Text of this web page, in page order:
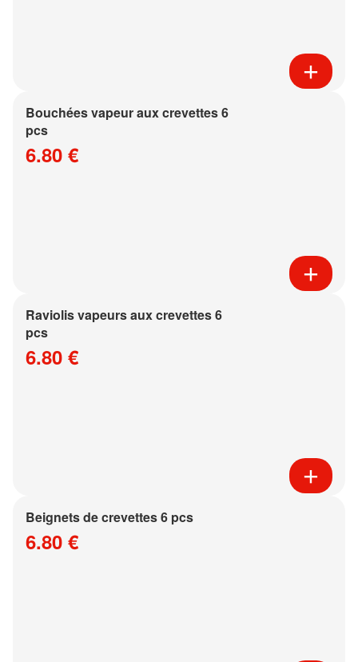
Bouchées vapeur aux crevettes 6
pcs
6.80 €
Raviolis vapeurs aux crevettes 6
pcs
6.80 €
Beignets de crevettes 6 pcs
6.80 €